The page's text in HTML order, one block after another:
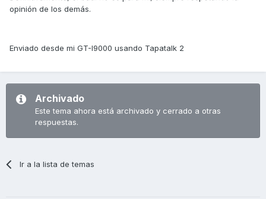
opinión de los demás.
Enviado desde mi GT-I9000 usando Tapatalk 2
Archivado
Este tema ahora está archivado y cerrado a otras
respuestas.
Ir a la lista de temas